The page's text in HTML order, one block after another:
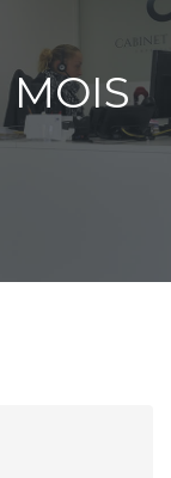
MOIS